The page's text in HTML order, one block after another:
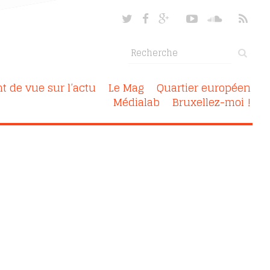
de vue sur l’actu Le Mag Quartier européen
Médialab Bruxellez-moi !